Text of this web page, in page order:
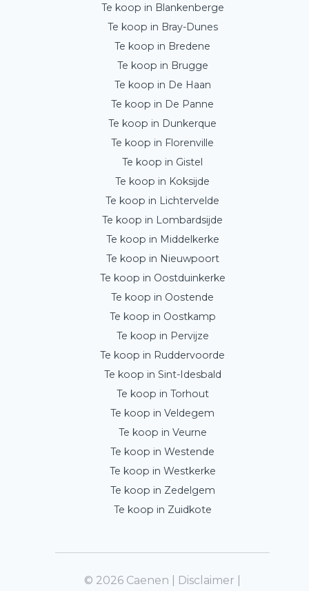
Te koop in Blankenberge
Te koop in Bray-Dunes
Te koop in Bredene
Te koop in Brugge
Te koop in De Haan
Te koop in De Panne
Te koop in Dunkerque
Te koop in Florenville
Te koop in Gistel
Te koop in Koksijde
Te koop in Lichtervelde
Te koop in Lombardsijde
Te koop in Middelkerke
Te koop in Nieuwpoort
Te koop in Oostduinkerke
Te koop in Oostende
Te koop in Oostkamp
Te koop in Pervijze
Te koop in Ruddervoorde
Te koop in Sint-Idesbald
Te koop in Torhout
Te koop in Veldegem
Te koop in Veurne
Te koop in Westende
Te koop in Westkerke
Te koop in Zedelgem
Te koop in Zuidkote
© 2026 Caenen | Disclaimer